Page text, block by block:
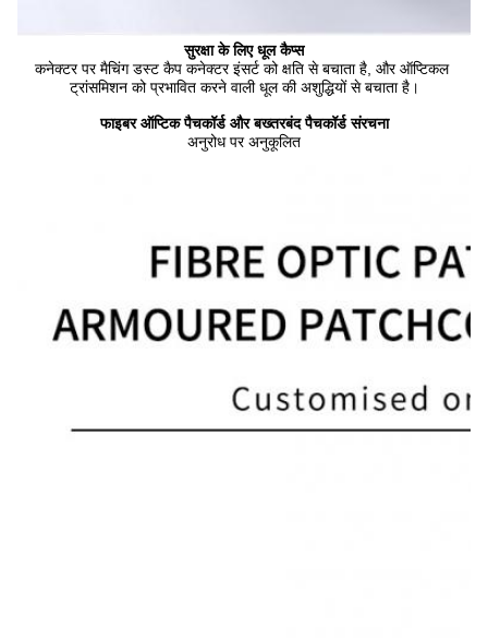
सुरक्षा के लिए धूल कैप्स
कनेक्टर पर मैचिंग डस्ट कैप कनेक्टर इंसर्ट को क्षति से बचाता है, और ऑप्टिकल
ट्रांसमिशन को प्रभावित करने वाली धूल की अशुद्धियों से बचाता है।
फाइबर ऑप्टिक पैचकॉर्ड और बख्तरबंद पैचकॉर्ड संरचना
अनुरोध पर अनुकूलित